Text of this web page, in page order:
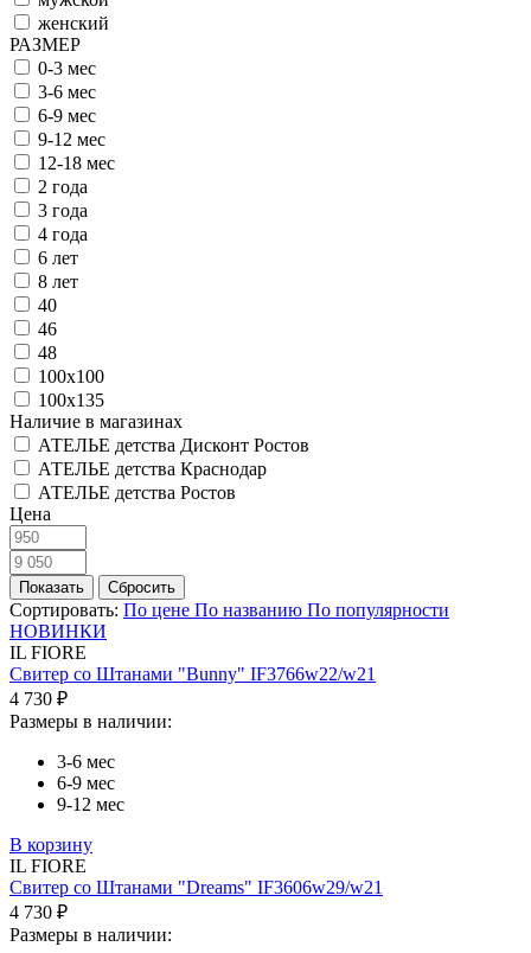
женский
РАЗМЕР
0-3 мес
3-6 мес
6-9 мес
9-12 мес
12-18 мес
2 года
3 года
4 года
6 лет
8 лет
40
46
48
100х100
100х135
Наличие в магазинах
АТЕЛЬЕ детства Дисконт Ростов
АТЕЛЬЕ детства Краснодар
АТЕЛЬЕ детства Ростов
Цена
Сортировать: По цене По названию По популярности
НОВИНКИ
IL FIORE
Свитер со Штанами "Bunny" IF3766w22/w21
4 730 ₽
Размеры в наличии:
3-6 мес
6-9 мес
9-12 мес
В корзину
IL FIORE
Свитер со Штанами "Dreams" IF3606w29/w21
4 730 ₽
Размеры в наличии: